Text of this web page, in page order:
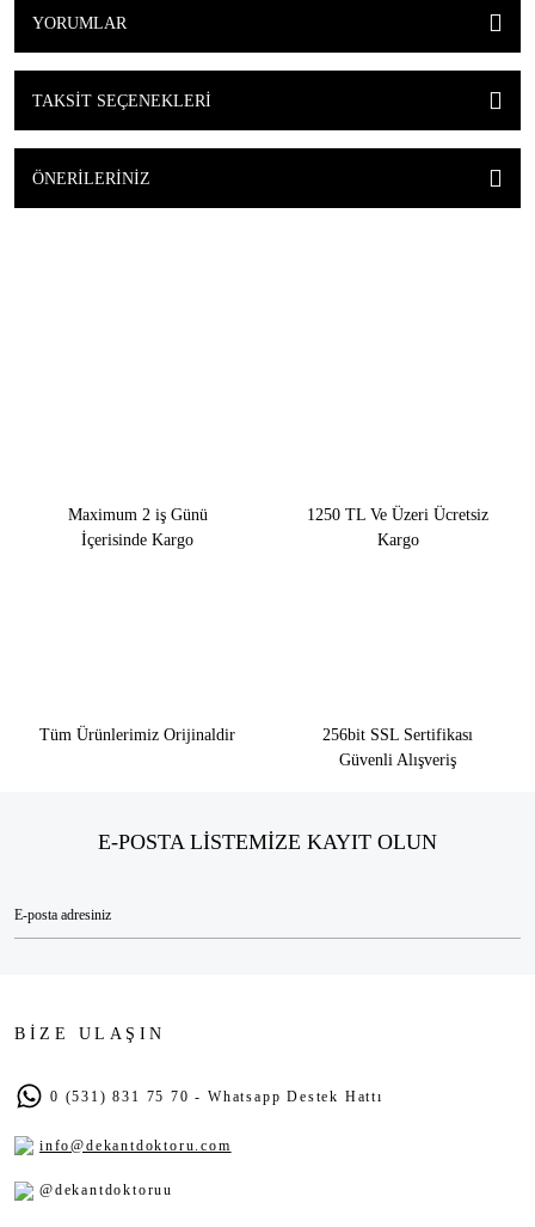
YORUMLAR
TAKSIT SEÇENEKLERI
ÖNERILERINIZ
Maximum 2 iş Günü
İçerisinde Kargo
1250 TL Ve Üzeri Ücretsiz
Kargo
Tüm Ürünlerimiz Orijinaldir
256bit SSL Sertifikası
Güvenli Alışveriş
E-POSTA LİSTEMİZE KAYIT OLUN
BİZE ULAŞIN
0 (531) 831 75 70 - Whatsapp Destek Hattı
info@dekantdoktoru.com
@dekantdoktoruu